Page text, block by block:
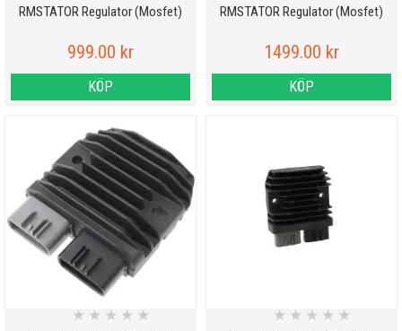
RMSTATOR Regulator (Mosfet)
999.00 kr
KÖP
RMSTATOR Regulator (Mosfet)
1499.00 kr
KÖP
★ ★ ★ ★ ★ ★ ★ ★ ★ ★